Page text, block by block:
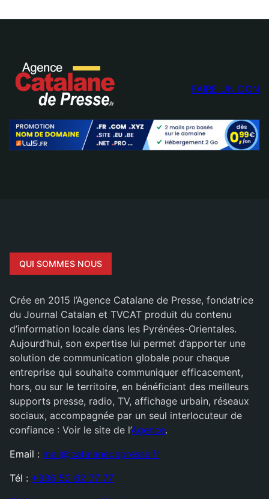
FAIRE UN DON
QUI SOMMES NOUS
Crée en 2015 l’Agence Catalane de Presse, fondatrice
du Journal Catalan et TVCAT produit du contenu
d’information locale dans les Pyrénées-Orientales.
Aujourd’hui, son expertise lui permet d’apporter une
solution de communication globale pour chaque
entreprise qui souhaite communiquer efficacement,
hors, ou sur le territoire, en bénéficiant des meilleurs
supports presse, radio, TV, affichage urbain, réseaux
sociaux, accompagnée par un seul interlocuteur de
confiance : Voir le site de l’Agence.
Email : mail@catalanedepresse.fr
Tél : +336 52 62 77 77